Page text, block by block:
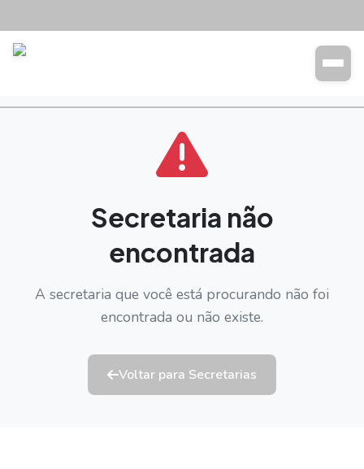
Secretaria não
encontrada
A secretaria que você está procurando não foi
encontrada ou não existe.
Voltar para Secretarias